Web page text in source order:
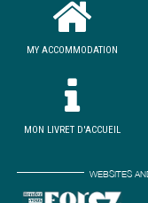
MY ACCOMMODATION
MON LIVRET D'ACCUEIL
WEBSITES